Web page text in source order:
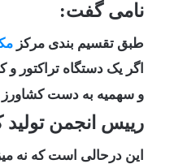
نامی گفت:
طبق تقسیم بندی مرکز
اگر یک دستگاه تراکتور
و سهمیه به دست
رییس انجمن
این درحالی‌ است که نه